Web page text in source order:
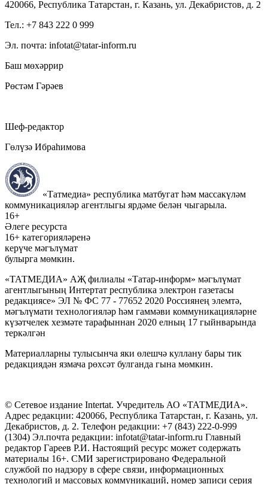
420066, Республика Татарстан, г. Казань, ул. Декабристов, д. 2
Тел.: +7 843 222 0 999
Эл. почта: infotat@tatar-inform.ru
Баш мөхәррир
Рөстәм Гәрәев
Шеф-редактор
Гөлүзә Ибраһимова
«Татмедиа» республика матбугат һәм массакүләм
коммуникацияләр агентлыгы ярдәме белән чыгарыла.
16+
Әлеге ресурста
16+ категорияләренә
керүче мәгълүмат
булырга мөмкин.
«ТАТМЕДИА» АҖ филиалы «Татар-информ» мәгълүмат
агентлыгының Интертат республика электрон газетасы
редакциясе» ЭЛ № ФС 77 - 77652 2020 Россиянең элемтә,
мәгълүмати технологияләр һәм гаммәви коммуникацияләрне
күзәтчелек хезмәте тарафыннан 2020 елның 17 гыйнварында
теркәлгән
Материалларны тулысынча яки өлешчә куллану бары тик
редакциядән язмача рөхсәт булганда гына мөмкин.
© Сетевое издание Intertat. Учредитель АО «ТАТМЕДИА».
Адрес редакции: 420066, Республика Татарстан, г. Казань, ул.
Декабристов, д. 2. Телефон редакции: +7 (843) 222-0-999
(1304) Эл.почта редакции: infotat@tatar-inform.ru Главный
редактор Гареев Р.И. Настоящий ресурс может содержать
материалы 16+. СМИ зарегистрировано Федеральной
службой по надзору в сфере связи, информационных
технологий и массовых коммуникаций, номер записи серия